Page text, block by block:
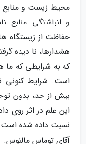
محیط زیست و منابع
و انباشتگی منابع
حفاظت از زیستگاه
هشدارها، نا دیده
که به شرایطی که ما
است. شرایط کنونی
بیش از حد، بدون
این علم در اثر روی
نسبت داده شده است
آقای توماس مالتوس.